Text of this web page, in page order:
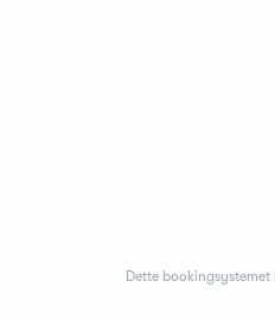
Dette bookingsystemet